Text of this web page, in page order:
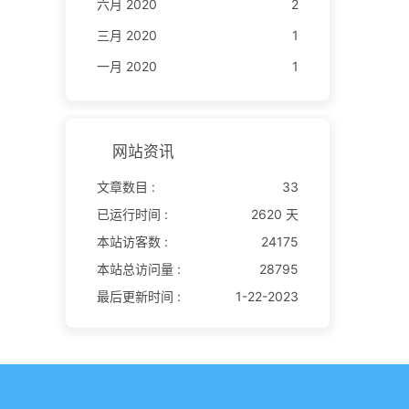
六月 2020
2
三月 2020
1
一月 2020
1
网站资讯
文章数目 :
33
已运行时间 :
2620 天
本站访客数 :
24175
本站总访问量 :
28795
最后更新时间 :
1-22-2023